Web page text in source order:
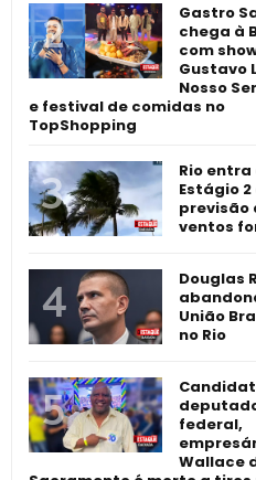
Gastro
chega à
com
Gustavo
Nosso
e festival de comidas no
TopShopping
Rio entra
Estágio
previsão
ventos
Douglas
União
no Rio
federal,
Wallace